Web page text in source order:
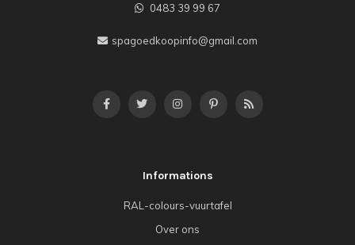
0483 39 99 67
spagoedkoopinfo@gmail.com
Informations
RAL-colours-vuurtafel
Over ons